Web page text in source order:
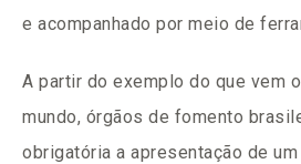
e acompanhado por meio de
A partir do exemplo do que vem
mundo, órgãos de fomento
obrigatória a apresentação de